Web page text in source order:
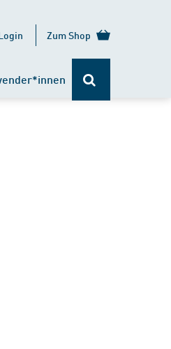
Zum Shop